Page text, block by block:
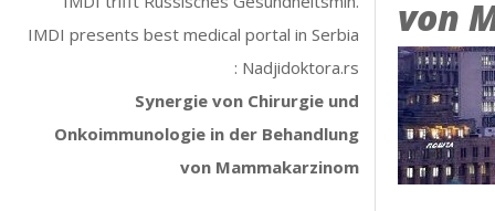
IMDI presents best medical portal in Serbia
: Nadjidoktora.rs
Synergie von Chirurgie und
Onkoimmunologie in der Behandlung
von Mammakarzinom
von